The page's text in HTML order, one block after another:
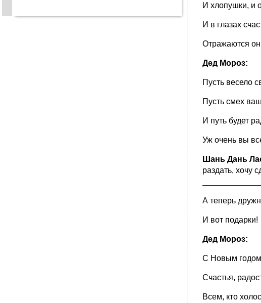
И хлопушки, и
И в глазах
Отражаются
Дед Мороз:
Пусть весело
Пусть смех
И путь будет
Уж очень вы
Шань Дань
раздать, хочу
А теперь
И вот подарки!
Дед Мороз:
С Новым
Счастья,
Всем, кто